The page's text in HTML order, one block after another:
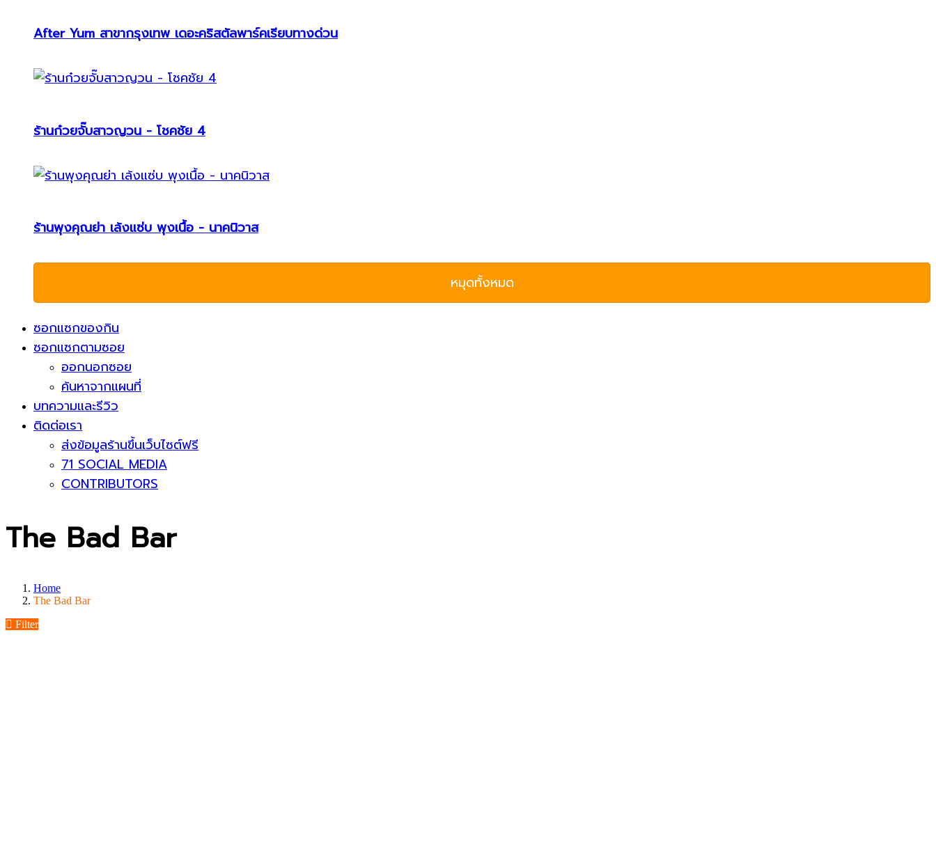
After Yum สาขากรุงเทพ เดอะคริสตัลพาร์คเรียบทางด่วน
ร้านก๋วยจั๊บสาวญวน - โชคชัย 4
ร้านพุงคุณย่า เล้งแซ่บ พุงเนื้อ - นาคนิวาส
หมุดทั้งหมด
ซอกแซกของกิน
ซอกแซกตามซอย
ออกนอกซอย
ค้นหาจากแผนที่
บทความและรีวิว
ติดต่อเรา
ส่งข้อมูลร้านขึ้นเว็บไซต์ฟรี
71 SOCIAL MEDIA
CONTRIBUTORS
The Bad Bar
Home
The Bad Bar
Filter